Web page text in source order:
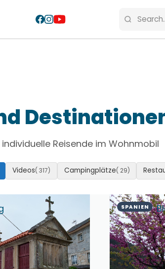
Reisende im Wohnmobil
Videos( 317) Campingplätze( 29)
SPANIEN